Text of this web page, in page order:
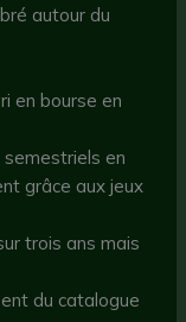
autour du
en bourse en
semestriels en
grâce aux jeux
trois ans mais
du catalogue